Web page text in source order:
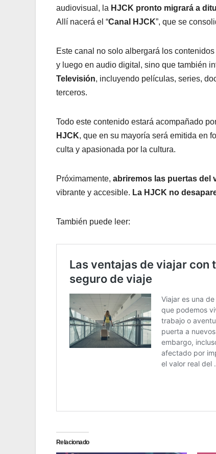
audiovisual, la HJCK pronto migrará a ditu
Allí nacerá el “Canal HJCK”, que se
Este canal no solo albergará los
y luego en audio digital, sino que también
Televisión, incluyendo películas, series,
terceros.
Todo este contenido estará acompañado
HJCK, que en su mayoría será emitida en
culta y apasionada por la cultura.
Próximamente, abriremos las puertas del
vibrante y accesible. La HJCK no
También puede leer:
Relacionado